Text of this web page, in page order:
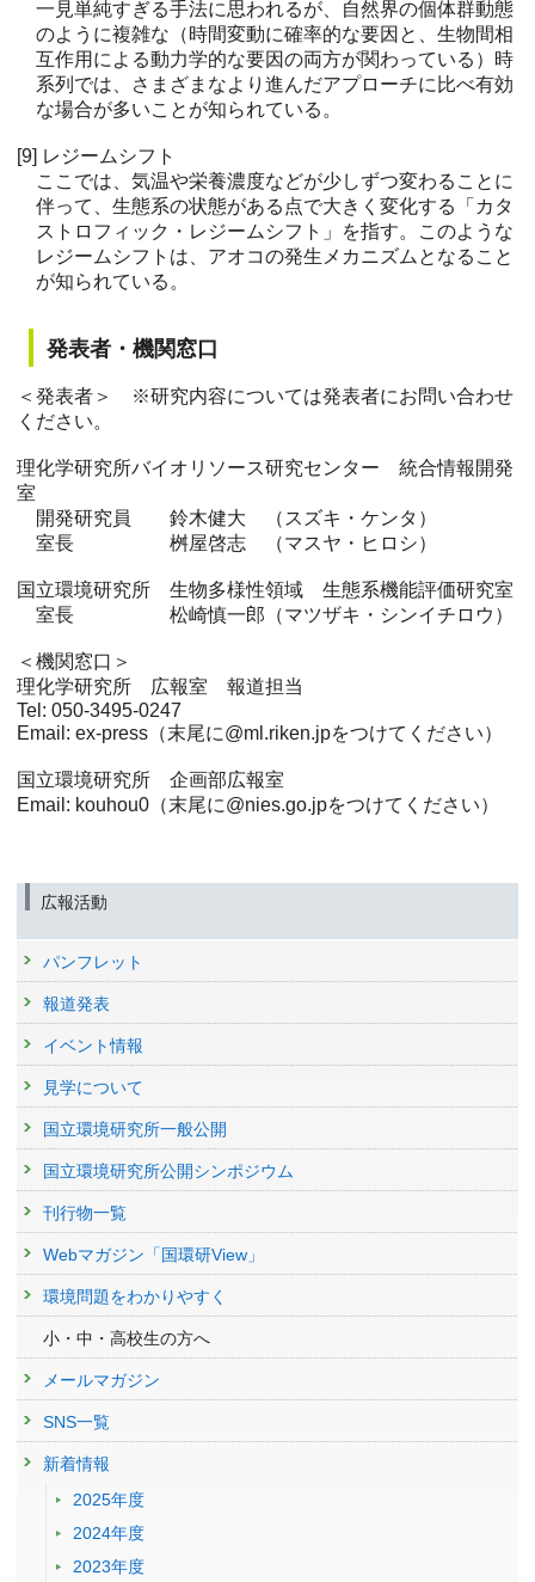
一見単純すぎる手法に思われるが、自然界の個体群動態
のように複雑な（時間変動に確率的な要因と、生物間相
互作用による動力学的な要因の両方が関わっている）時
系列では、さまざまなより進んだアプローチに比べ有効
な場合が多いことが知られている。
[9] レジームシフト
ここでは、気温や栄養濃度などが少しずつ変わることに
伴って、生態系の状態がある点で大きく変化する「カタ
ストロフィック・レジームシフト」を指す。このような
レジームシフトは、アオコの発生メカニズムとなること
が知られている。
発表者・機関窓口
＜発表者＞ ※研究内容については発表者にお問い合わせ
ください。
理化学研究所バイオリソース研究センター 統合情報開発
室
開発研究員 鈴木健大 （スズキ・ケンタ）
室長 桝屋啓志 （マスヤ・ヒロシ）
国立環境研究所 生物多様性領域 生態系機能評価研究室
室長 松崎慎一郎（マツザキ・シンイチロウ）
＜機関窓口＞
理化学研究所 広報室 報道担当
Tel: 050-3495-0247
Email: ex-press（末尾に@ml.riken.jpをつけてください）
国立環境研究所 企画部広報室
Email: kouhou0（末尾に@nies.go.jpをつけてください）
広報活動
パンフレット
報道発表
イベント情報
見学について
国立環境研究所一般公開
国立環境研究所公開シンポジウム
刊行物一覧
Webマガジン「国環研View」
環境問題をわかりやすく
小・中・高校生の方へ
メールマガジン
SNS一覧
新着情報
2025年度
2024年度
2023年度